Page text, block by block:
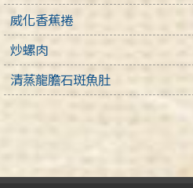
威化香蕉捲
炒螺肉
清蒸龍膽石斑魚肚